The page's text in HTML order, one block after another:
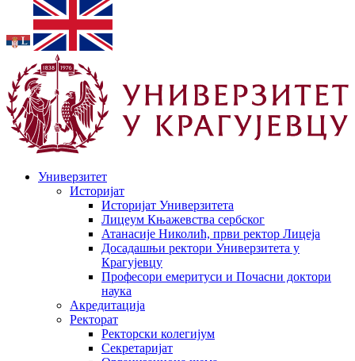
Универзитет
Историјат
Историјат Универзитета
Лицеум Књажевства сербског
Атанасије Николић, први ректор Лицеја
Досадашњи ректори Универзитета у
Крагујевцу
Професори емеритуси и Почасни доктори
наука
Акредитација
Ректорат
Ректорски колегијум
Секретаријат